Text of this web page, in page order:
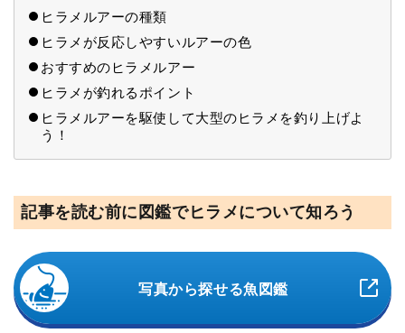
ヒラメルアーの種類
ヒラメが反応しやすいルアーの色
おすすめのヒラメルアー
ヒラメが釣れるポイント
ヒラメルアーを駆使して大型のヒラメを釣り上げよ
う！
記事を読む前に図鑑でヒラメについて知ろう
写真から探せる魚図鑑